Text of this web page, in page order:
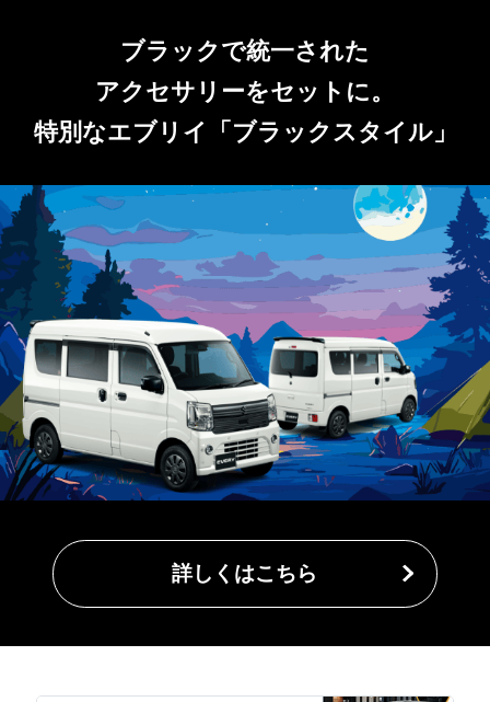
ブラックで統一された
アクセサリーをセットに。
特別なエブリイ「ブラックスタイル」
詳しくはこちら